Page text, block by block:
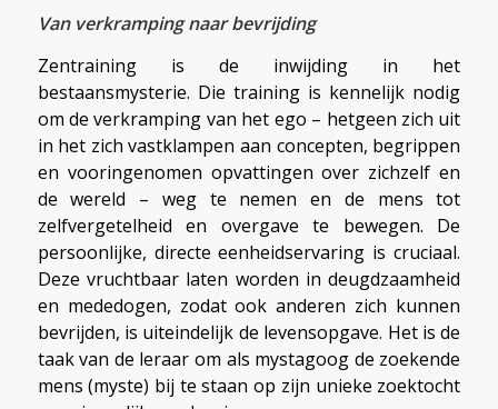
Van verkramping naar bevrijding
Zentraining is de inwijding in het
bestaansmysterie. Die training is kennelijk nodig
om de verkramping van het ego – hetgeen zich uit
in het zich vastklampen aan concepten, begrippen
en vooringenomen opvattingen over zichzelf en
de wereld – weg te nemen en de mens tot
zelfvergetelheid en overgave te bewegen. De
persoonlijke, directe eenheidservaring is cruciaal.
Deze vruchtbaar laten worden in deugdzaamheid
en mededogen, zodat ook anderen zich kunnen
bevrijden, is uiteindelijk de levensopgave. Het is de
taak van de leraar om als mystagoog de zoekende
mens (myste) bij te staan op zijn unieke zoektocht